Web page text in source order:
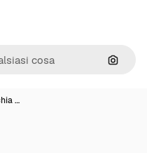
Cerca
…